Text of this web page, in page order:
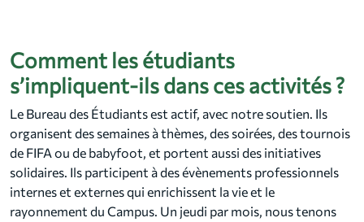
Comment les étudiants
s’impliquent-ils dans ces activités ?
Le Bureau des Étudiants est actif, avec notre soutien. Ils
organisent des semaines à thèmes, des soirées, des tournois
de FIFA ou de babyfoot, et portent aussi des initiatives
solidaires. Ils participent à des évènements professionnels
internes et externes qui enrichissent la vie et le
rayonnement du Campus. Un jeudi par mois, nous tenons